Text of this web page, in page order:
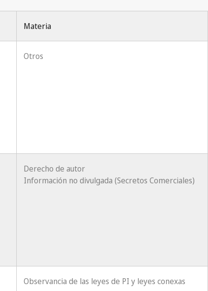
Materia
Otros
Derecho de autor
Información no divulgada (Secretos Comerciales)
Observancia de las leyes de PI y leyes conexas